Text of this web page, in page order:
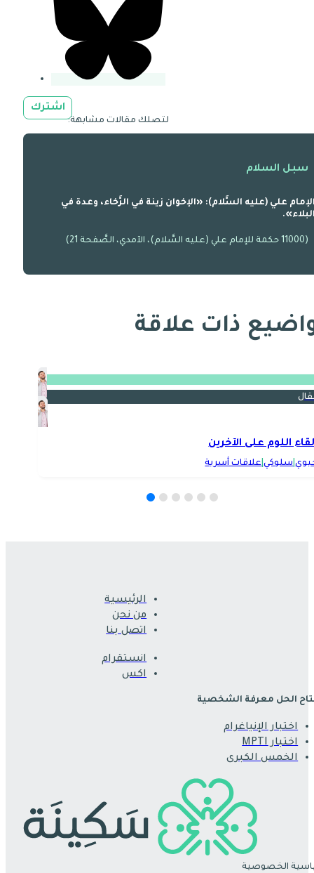
اشترك
لتصلك مقالات مشابهة:
سبل السلام
علي (عليه السَّلام): «الإخوان زينة في الرَّخاء، وعدة في
(11000 حكمة للإمام علي (عليه السَّلام)، الآمدي، الصَّفحة 21)
ذات علاقة
اللوم على الآخرين
|سلوكي|علاقات أسرية
الرئيسية
من نحن
اتصل بنا
انستقرام
اكس
الحل معرفة الشخصية
اختبار الإنياغرام
اختبار MPTI
الخمس الكبرى
الخصوصية